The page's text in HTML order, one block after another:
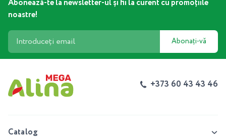
Abonează-te la newsletter-ul și fii la curent cu promoțiile
noastre!
Abonați-vă
+373 60 43 43 46
Catalog